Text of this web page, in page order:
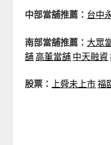
中部當舖推薦： 台中
南部當舖推薦： 大眾
舖高董當舖 中天融資
股票： 上舜未上市福